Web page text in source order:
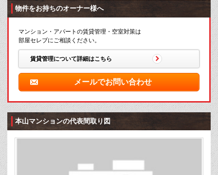
物件をお持ちのオーナー様へ
マンション・アパートの賃貸管理・空室対策は
部屋セレブにご相談ください。
賃貸管理について詳細はこちら
メールでお問い合わせ
本山マンションの代表間取り図